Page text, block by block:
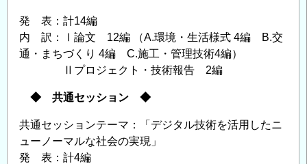
発 表：計14編
内 訳：Ⅰ論文 12編 （A.環境・生活様式 4編 B.交
通・まちづくり 4編 C.施工・管理技術4編）
Ⅱプロジェクト・技術報告 2編
◆ 共通セッション ◆
共通セッションテーマ：「デジタル技術を活用したニ
ューノーマルな社会の実現」
発 表：計4編